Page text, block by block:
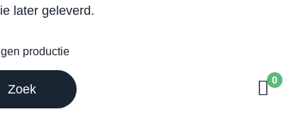
later geleverd.
productie
Zoek
0